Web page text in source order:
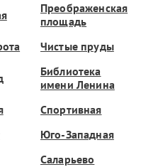
Преображенская
площадь
Чистые пруды
Библиотека
имени Ленина
Спортивная
Юго-Западная
Саларьево